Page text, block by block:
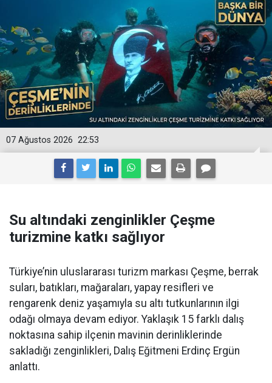
22:53
07 Ağustos 2026
Su altındaki zenginlikler Çeşme
turizmine katkı sağlıyor
Türkiye’nin uluslararası turizm markası Çeşme, berrak
suları, batıkları, mağaraları, yapay resifleri ve
rengarenk deniz yaşamıyla su altı tutkunlarının ilgi
odağı olmaya devam ediyor. Yaklaşık 15 farklı dalış
noktasına sahip ilçenin mavinin derinliklerinde
sakladığı zenginlikleri, Dalış Eğitmeni Erdinç Ergün
anlattı.